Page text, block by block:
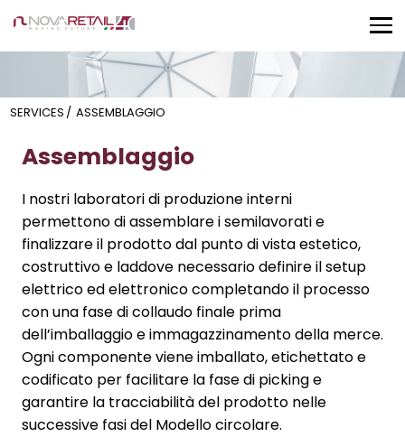
SERVICES / ASSEMBLAGGIO
Assemblaggio
I nostri laboratori di produzione interni
permettono di assemblare i semilavorati e
finalizzare il prodotto dal punto di vista estetico,
costruttivo e laddove necessario definire il setup
elettrico ed elettronico completando il processo
con una fase di collaudo finale prima
dell’imballaggio e immagazzinamento della merce.
Ogni componente viene imballato, etichettato e
codificato per facilitare la fase di picking e
garantire la tracciabilità del prodotto nelle
successive fasi del Modello circolare.